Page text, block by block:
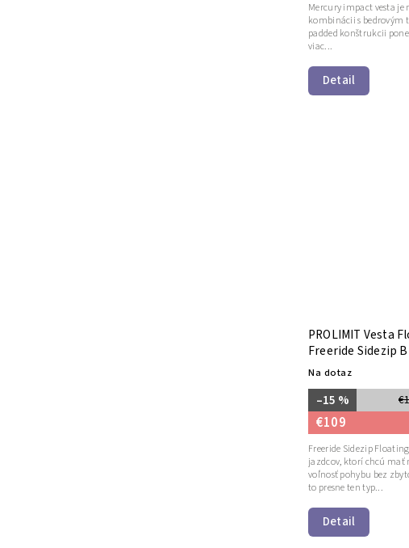
Detail
Mercury impact vesta
kombinácii s bedrovým
padded konštrukcii
viac...
PROLIMIT Vesta
Freeride Sidezip
Na dotaz
–15 %
€109
Detail
Freeride Sidezip
jazdcov, ktorí chcú mať
voľnosť pohybu bez
to presne ten typ...